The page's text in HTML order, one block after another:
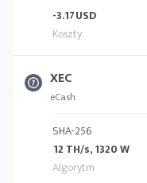
-3.17USD
XEC
eCash
SHA-256
12 TH/s, 1320 W